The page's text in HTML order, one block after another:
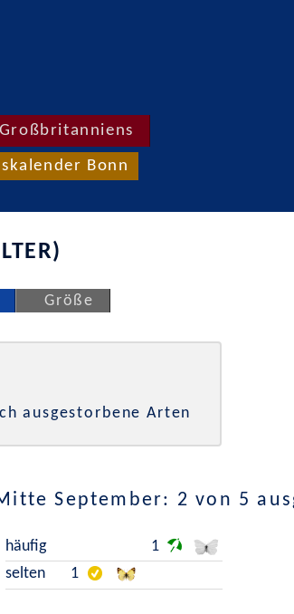
Bonn
Größe
ausgestorbene Arten
September: 2 von 5
häufig
1
selten
1